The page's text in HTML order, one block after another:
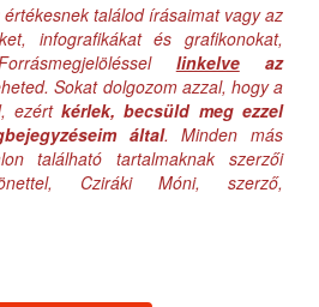
találod írásaimat vagy az
infografikákat és grafikonokat,
linkelveaz
Sokat dolgozom azzal, hogy a
ezértkérlek, becsüld meg ezzel
által. Minden más
található tartalmaknak szerzői
Cziráki Móni, szerző,